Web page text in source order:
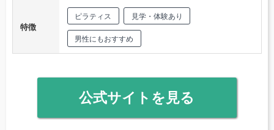
特徴
ピラティス 見学・体験あり
男性にもおすすめ
公式サイトを見る